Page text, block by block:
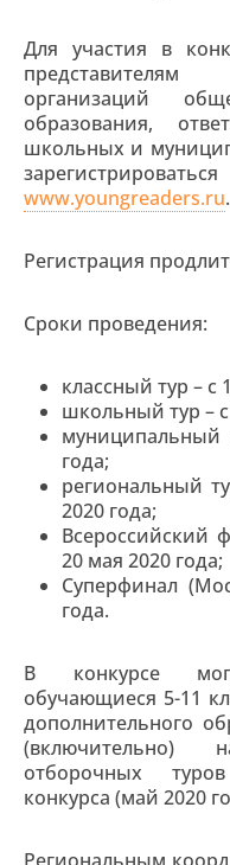
Для участия в
организаций
образования,
школьных и
www.youngreaders.ru.
Регистрация
Сроки проведения:
классный тур – с
школьный тур –
года;
региональный
2020 года;
Всероссийский
20 мая 2020 года;
Суперфинал
года.
В конкурсе
обучающиеся 5-11
дополнительного
(включительно)
отборочных
конкурса (май 2020